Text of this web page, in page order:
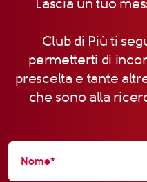
Lascia un tuo
Club di Più ti
permetterti di
prescelta e tante
che sono alla